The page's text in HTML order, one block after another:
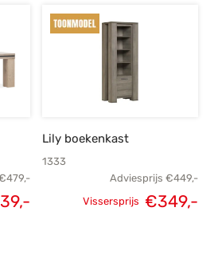
479,-
Lily boekenkast
1333
Adviesprijs €449,-
Vissersprijs €349,-